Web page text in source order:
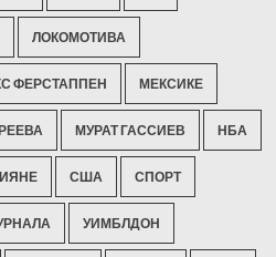
ЛОКОМОТИВА
ФЕРСТАППЕН МЕКСИКЕ
МУРАТ ГАССИЕВ НБА
США СПОРТ
УИМБЛДОН